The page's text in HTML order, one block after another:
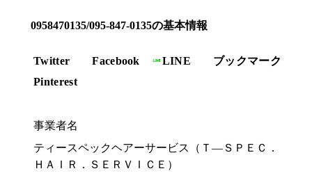
0958470135/095-847-0135の基本情報
Twitter Facebook LINE
ブックマーク
Pinterest
事業者名
ティースペックヘアーサービス（Ｔ—ＳＰＥＣ．
ＨＡＩＲ．ＳＥＲＶＩＣＥ）